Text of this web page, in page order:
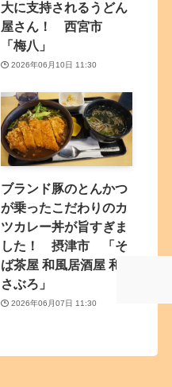
大に支持されるうどん
屋さん！ 西宮市
「梅八」
2026年06月10日 11:30
ブランド豚のとんかつ
が乗ったこだわりのカ
ツカレー丼が旨すぎま
した！ 摂津市 「そ
ば茶屋 和風居酒屋 和
さぶろ」
2026年06月07日 11:30